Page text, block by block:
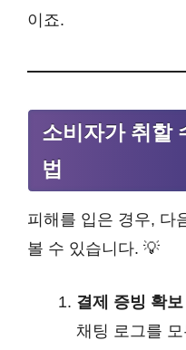
이죠.
소비자가 취할
법
피해를 입은 경우, 다
볼 수 있습니다. 💡
결제 증빙 확보
채팅 로그를